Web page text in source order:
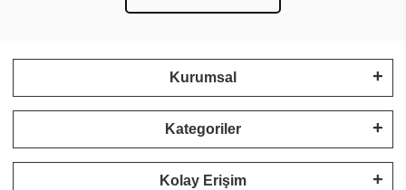
Kurumsal
Kategoriler
Kolay Erişim